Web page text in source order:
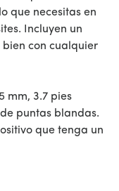
que necesitas en
Incluyen un
bien con cualquier
mm, 3.7 pies
puntas blandas.
que tenga un